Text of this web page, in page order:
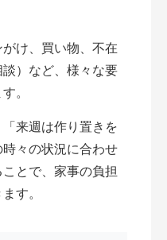
け、買い物、不在
）など、様々な要
。
「来週は作り置きを
々の状況に合わせ
とで、家事の負担
す。